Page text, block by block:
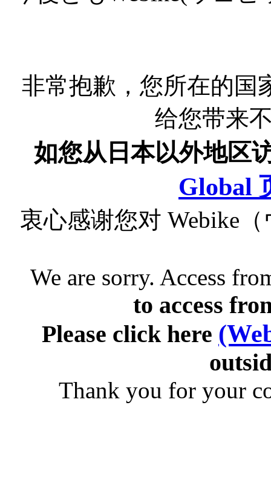
非常抱歉，您所在的国
给您带来
如您从日本以外地区
Global
衷心感谢您对 Webike
We are sorry. Access
to access
Please click here
Thank you for your